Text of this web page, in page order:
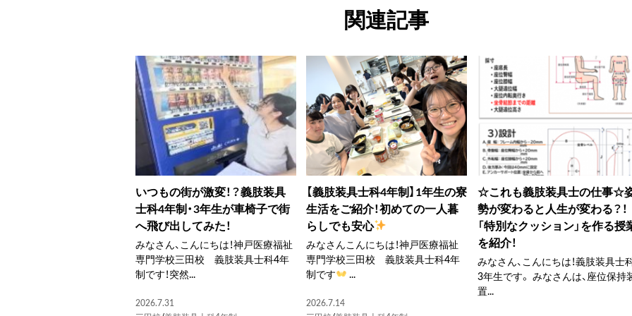
関連記事
いつもの街が激変！？義肢装具
士科4年制・3年生が車椅子で街
へ飛び出してみた！
みなさん、こんにちは！神戸医療福祉
専門学校三田校 義肢装具士科4年
制です！突然...
2026.7.31
【義肢装具士科4年制】1年生の寮
生活をご紹介！初めての一人暮
らしでも安心
みなさんこんにちは！神戸医療福祉
専門学校三田校 義肢装具士科4年
制です
...
2026.7.14
☆これも義肢装具士の仕事☆
勢が変わると人生が変わる？！
「特別なクッション」を作る授
を紹介！
みなさん、こんにちは！義肢装具士
3年生です。 みなさんは、座位保持
置...